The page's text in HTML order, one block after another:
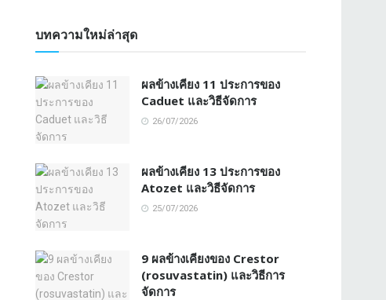
บทความใหม่ล่าสุด
ผลข้างเคียง 11 ประการของ
Caduet และวิธีจัดการ
26/07/2026
ผลข้างเคียง 13 ประการของ
Atozet และวิธีจัดการ
25/07/2026
9 ผลข้างเคียงของ Crestor
(rosuvastatin) และวิธีการ
จัดการ